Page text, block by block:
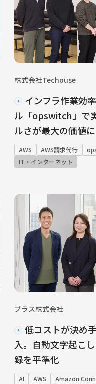
株式会社Techouse
インフラ作業効
ル「opswitch」で
ルさが最大の価値に
AWS AWS請求代行
IT・インターネット
プラス株式会社
低コストが決め
入。自動文字起こ
録を平準化
AI AWS Amazon